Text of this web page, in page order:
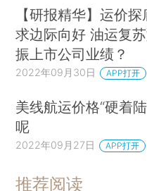
【研报精华】运价
求边际向好 油运复
振上市公司业绩？
2022年09月30日 APP打开
美线航运价格“硬着
呢
2022年09月27日 APP打开
推荐阅读